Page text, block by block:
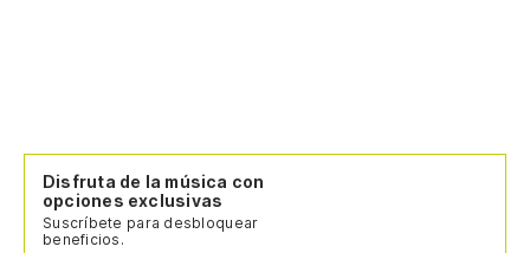
Disfruta de la música con
opciones exclusivas
Suscríbete para desbloquear
beneficios.